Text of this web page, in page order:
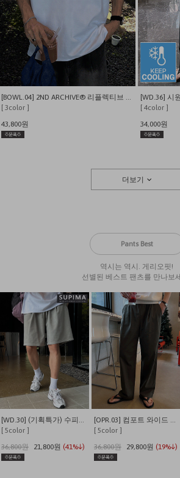
[ 3color ]
43,800원
[ 4color ]
34,000원
더보기
Pants Best
역시는 역시. 게리오핏!
선별된 베스트 팬츠를 만나보
[ 5color ]
36,800원
21,800원 (41%↓)
[ 5color ]
36,800원
29,800원 (19%↓)